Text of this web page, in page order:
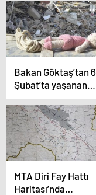
uyardı
Bakan Göktaş’tan 6
Şubat’ta yaşanan
depremler sonrası
kaybolan çocuklara
ilişkin soru
yanıt geldi: ‘Kayıp
çocuk bulunmuyor’
MTA Diri Fay Hattı
Haritası’nda